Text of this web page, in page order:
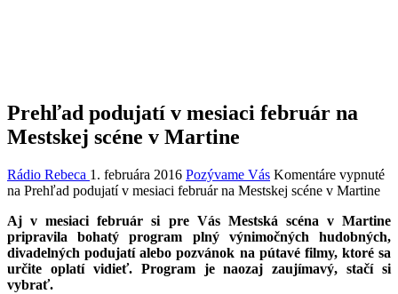
Prehľad podujatí v mesiaci február na
Mestskej scéne v Martine
Rádio Rebeca 1. februára 2016 Pozývame Vás Komentáre vypnuté
na Prehľad podujatí v mesiaci február na Mestskej scéne v Martine
Aj v mesiaci február si pre Vás Mestská scéna v Martine
pripravila bohatý program plný výnimočných hudobných,
divadelných podujatí alebo pozvánok na pútavé filmy, ktoré sa
určite oplatí vidieť. Program je naozaj zaujímavý, stačí si
vybrať.